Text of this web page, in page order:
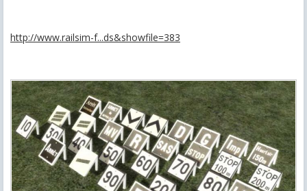
http://www.railsim-f...ds&showfile=383